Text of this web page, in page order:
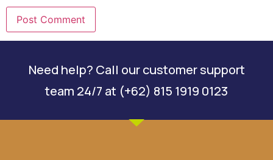
Need help? Call our customer support
team 24/7 at (+62) 815 1919 0123